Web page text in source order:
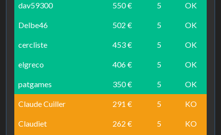
dav59300 550 € 5 OK
Delbe46 502 € 5 OK
cercliste 453 € 5 OK
elgreco 406 € 5 OK
patgames 350 € 5 OK
Claude Cuiller 291 € 5 KO
Claudiet 262 € 5 KO